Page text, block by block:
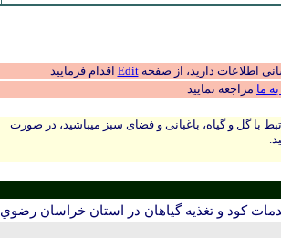
اطلاعات دارید، از صفحهEdit اقدام فرمایید
ما مراجعه نمایید
با گل و گیاه، باغبانی و فضای سبز میباشید، در صورت
کود و تغذیه گیاهان در استان خراسان رضوي